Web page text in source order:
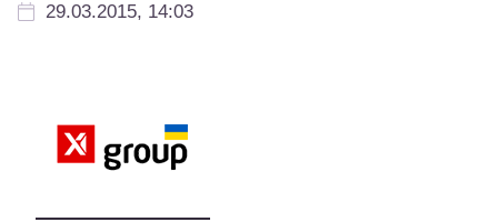
29.03.2015, 14:03